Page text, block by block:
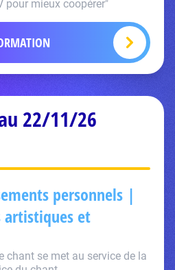
pour mieux coopérer"
22/11/26
personnels |
artistiques et
chant se met au service de la